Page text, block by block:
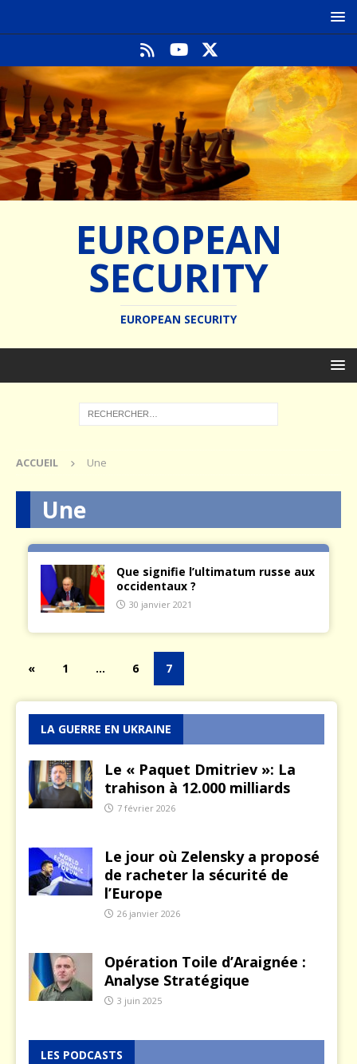
EUROPEAN
SECURITY
EUROPEAN SECURITY
ACCUEIL Une
Une
Que signifie l’ultimatum russe aux
occidentaux ?
30 janvier 2021
« 1 … 6 7
LA GUERRE EN UKRAINE
Le « Paquet Dmitriev »: La
trahison à 12.000 milliards
7 février 2026
Le jour où Zelensky a proposé
de racheter la sécurité de
l’Europe
26 janvier 2026
Opération Toile d’Araignée :
Analyse Stratégique
3 juin 2025
LES PODCASTS